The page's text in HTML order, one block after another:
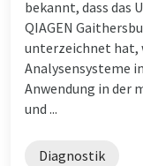
bekannt, dass das
QIAGEN
unterzeichnet hat,
Analysensysteme
Anwendung in der
und ...
Diagnostik